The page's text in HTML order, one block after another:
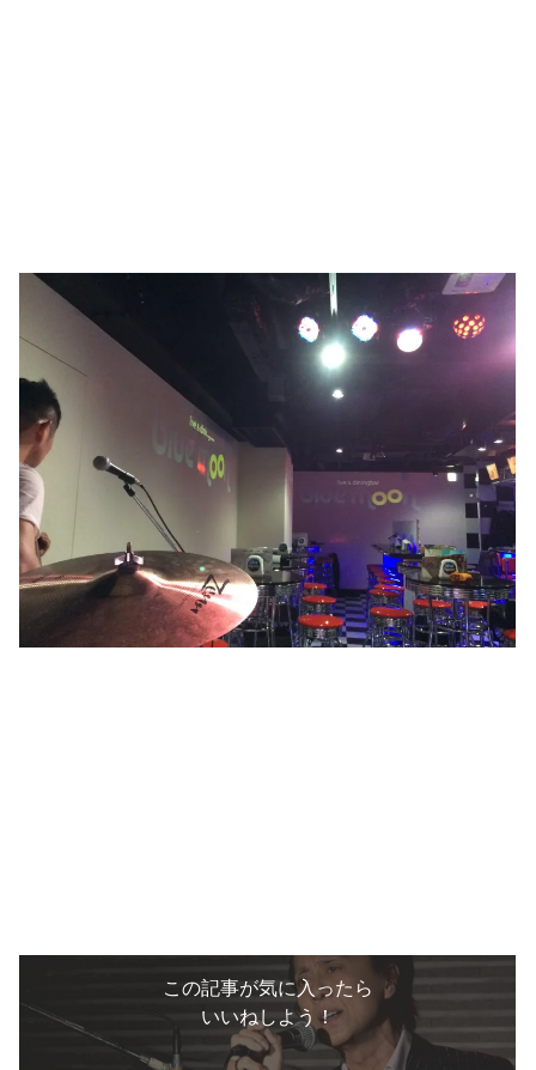
この記事が気に入ったら
いいねしよう！